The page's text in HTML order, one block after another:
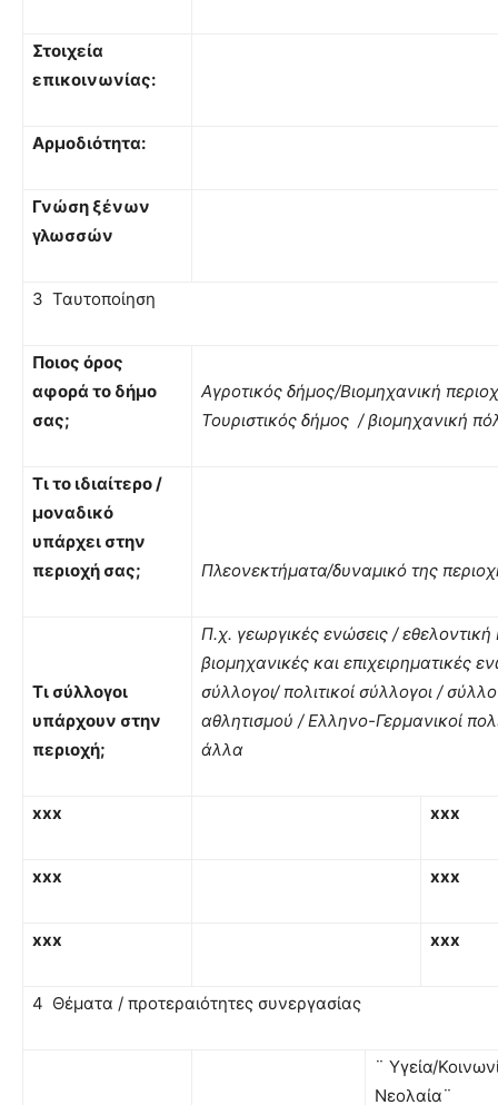
Στοιχεία
επικοινωνίας:
Αρμοδιότητα:
Γνώση ξένων
γλωσσών
3 Ταυτοποίηση
Ποιος όρος
αφορά το δήμο
σας;
Αγροτικός δήμος/Βιομηχανική
Τουριστικός δήμος / βιομηχανική
Τι το ιδιαίτερο /
μοναδικό
υπάρχει στην
περιοχή σας;
Πλεονεκτήματα/δυναμικό της
Τι σύλλογοι
υπάρχουν στην
περιοχή;
Π.χ. γεωργικές ενώσεις /
βιομηχανικές και επιχειρηματικές
σύλλογοι/ πολιτικοί σύλλογοι /
αθλητισμού / Ελληνο-Γερμανικοί
άλλα
xxx xxx
xxx xxx
xxx xxx
4 Θέματα / προτεραιότητες συνεργασίας
¨ Υγεία/
Νεολαία¨